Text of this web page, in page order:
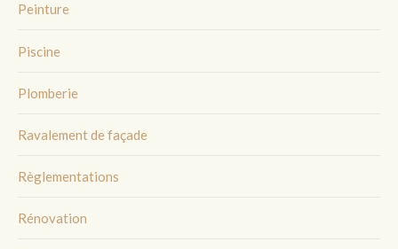
Peinture
Piscine
Plomberie
Ravalement de façade
Règlementations
Rénovation